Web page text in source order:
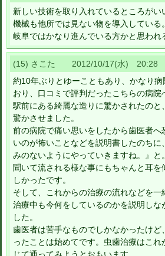
新しい技術を取り入れているところがい
機械も他所では見ない物を導入している。
岐阜ではかなり進んでいる方かと思われ
(15) さこた 2012/10/17(水) 20:28
約10年ぶりとゆーこともあり、かなり
おり、口コミで評判だったこちらの病院
駅前にある綺麗な造りに驚かされたのと
驚かさせました。
前の病院で痛い思いをしたから歯医者へ
いのが怖いことなどを説明書したのちに
みのないようにやっていきますね。』と。
聞いて流される様な事にもちゃんと耳
しかったです。
そして、これからの治療の流れなどを一
治療中も今何をしているのかを説明しな
した。
歯医者は苦手なものでしかなかったけど
ったことは始めてです。虫歯治療はこ